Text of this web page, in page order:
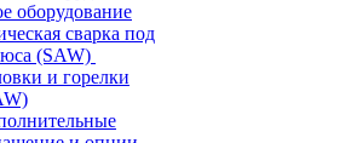
оборудование
сварка под
(SAW)
и горелки